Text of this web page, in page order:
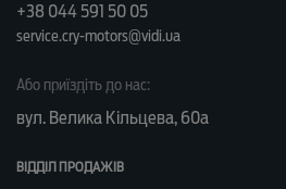
+38 044 591 50 05
service.cry-motors@vidi.ua
Або приїздіть до нас:
вул. Велика Кільцева, 60а
ВІДДІЛ ПРОДАЖІВ